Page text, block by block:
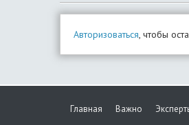
Авторизоваться, чтобы
Главная Важно